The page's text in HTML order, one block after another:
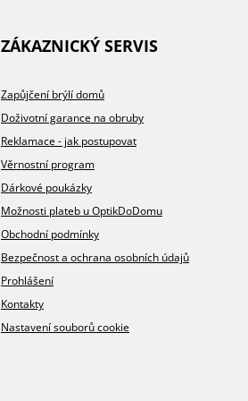
ZÁKAZNICKÝ SERVIS
Zapůjčení brýlí domů
Doživotní garance na obruby
Reklamace - jak postupovat
Věrnostní program
Dárkové poukázky
Možnosti plateb u OptikDoDomu
Obchodní podmínky
Bezpečnost a ochrana osobních údajů
Prohlášení
Kontakty
Nastavení souborů cookie